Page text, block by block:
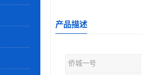
产品描述
侨城一号